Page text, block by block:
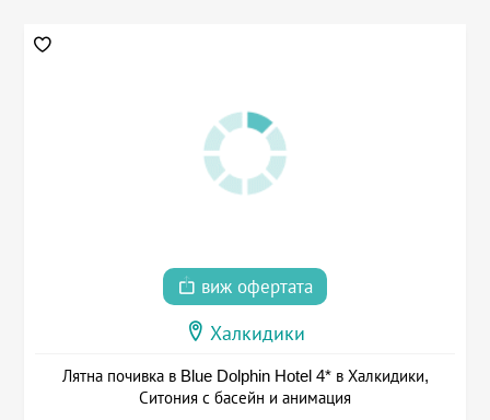
виж офертата
Халкидики
Лятна почивка в Blue Dolphin Hotel 4* в Халкидики,
Ситония с басейн и анимация